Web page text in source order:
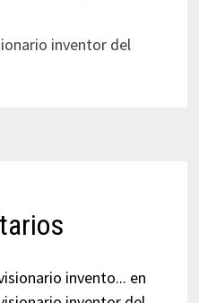
inventor del
invento... en